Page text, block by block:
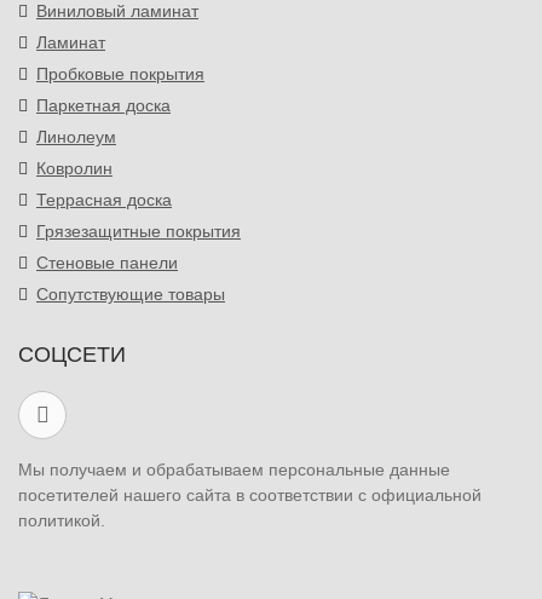
Виниловый ламинат
Ламинат
Пробковые покрытия
Паркетная доска
Линолеум
Ковролин
Террасная доска
Грязезащитные покрытия
Стеновые панели
Сопутствующие товары
СОЦСЕТИ
Мы получаем и обрабатываем персональные данные
посетителей нашего сайта в соответствии с официальной
политикой.